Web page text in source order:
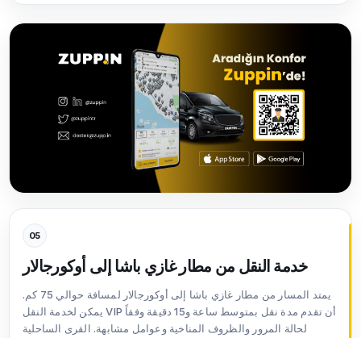
05
خدمة النقل من مطار غازي باشا إلى أوكورجالار
يمتد المسار من مطار غازي باشا إلى أوكورجالار لمسافة حوالي 75 كم.
يمكن لخدمة النقل VIP أن تقدم مدة نقل بمتوسط ساعة و15 دقيقة وفقاً
لحالة المرور والظروف المناخية وعوامل مشابهة. القرى الساحلية